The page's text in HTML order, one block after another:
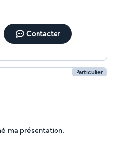
Contacter
Particulier
Je n'ai pas encore renseigné ma présentation.